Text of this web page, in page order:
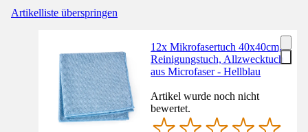
Artikelliste überspringen
12x Mikrofasertuch 40x40cm,
Reinigungstuch, Allzwecktuch
aus Microfaser - Hellblau
Artikel wurde noch nicht
bewertet.